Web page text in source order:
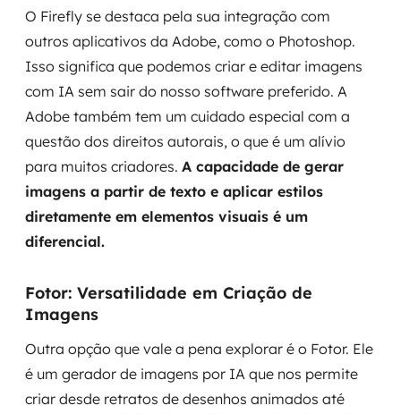
O Firefly se destaca pela sua integração com
outros aplicativos da Adobe, como o Photoshop.
Isso significa que podemos criar e editar imagens
com IA sem sair do nosso software preferido. A
Adobe também tem um cuidado especial com a
questão dos direitos autorais, o que é um alívio
para muitos criadores. A capacidade de gerar
imagens a partir de texto e aplicar estilos
diretamente em elementos visuais é um
diferencial.
Fotor: Versatilidade em Criação de
Imagens
Outra opção que vale a pena explorar é o Fotor. Ele
é um gerador de imagens por IA que nos permite
criar desde retratos de desenhos animados até